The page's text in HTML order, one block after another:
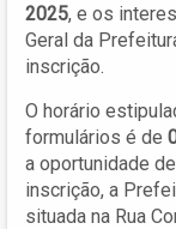
2025, e os
Geral da
inscrição.
O horário
formulários é de
a oportunidade
inscrição, a
situada na Rua